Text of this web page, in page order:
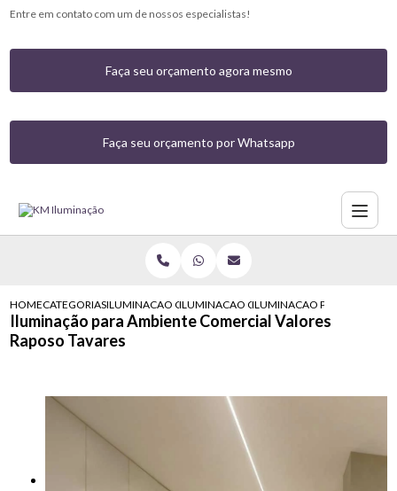
Entre em contato com um de nossos especialistas!
Faça seu orçamento agora mesmo
Faça seu orçamento por Whatsapp
HOMECATEGORIASILUMINACAO COMERCIALILUMINACAO COMERCIAL COM LED
ILUMINACAO PARA
Iluminação para Ambiente Comercial Valores
Raposo Tavares